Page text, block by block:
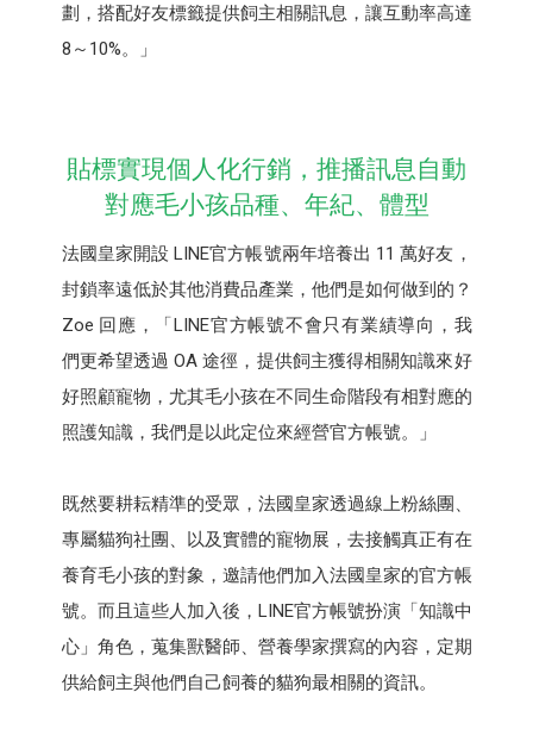
劃，搭配好友標籤提供飼主相關訊息，讓互動率高達
8～10%。」
貼標實現個人化行銷，推播訊息自動
對應毛小孩品種、年紀、體型
法國皇家開設 LINE官方帳號兩年培養出 11 萬好友，
封鎖率遠低於其他消費品產業，他們是如何做到的？
Zoe 回應，「LINE官方帳號不會只有業績導向，我
們更希望透過 OA 途徑，提供飼主獲得相關知識來好
好照顧寵物，尤其毛小孩在不同生命階段有相對應的
照護知識，我們是以此定位來經營官方帳號。」
既然要耕耘精準的受眾，法國皇家透過線上粉絲團、
專屬貓狗社團、以及實體的寵物展，去接觸真正有在
養育毛小孩的對象，邀請他們加入法國皇家的官方帳
號。而且這些人加入後，LINE官方帳號扮演「知識中
心」角色，蒐集獸醫師、營養學家撰寫的內容，定期
供給飼主與他們自己飼養的貓狗最相關的資訊。